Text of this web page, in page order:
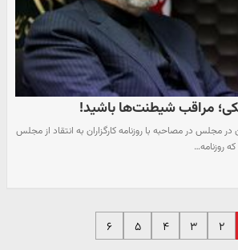
مراقب شیطنت‌ها باشید!
مجلس در مصاحبه با روزنامه کارگزاران به انتقاد از مجلس
روزنامه…
۲ ۳ ۴ ۵ ۶